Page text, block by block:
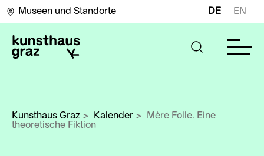
Museen und Standorte DE EN
Kunsthaus Graz > Kalender >
Mère Folle. Eine
theoretische Fiktion